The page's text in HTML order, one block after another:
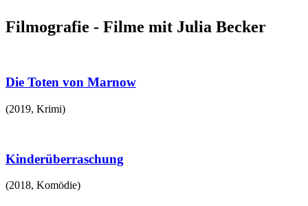
Filmografie - Filme mit Julia Becker
Die Toten von Marnow
(2019, Krimi)
Kinderüberraschung
(2018, Komödie)